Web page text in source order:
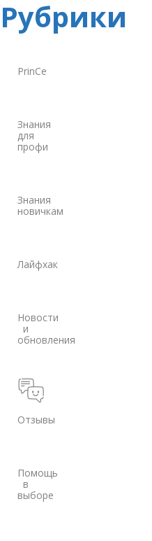
Рубрики
PrinCe
Знания
для
профи
Знания
новичкам
Лайфхак
Новости
и
обновления
Отзывы
Помощь
в
выборе